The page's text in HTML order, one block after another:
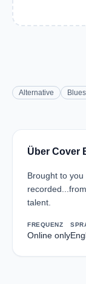
Alternative Blues
Über Cover
Brought to
talent.
FREQUENZ
Online only